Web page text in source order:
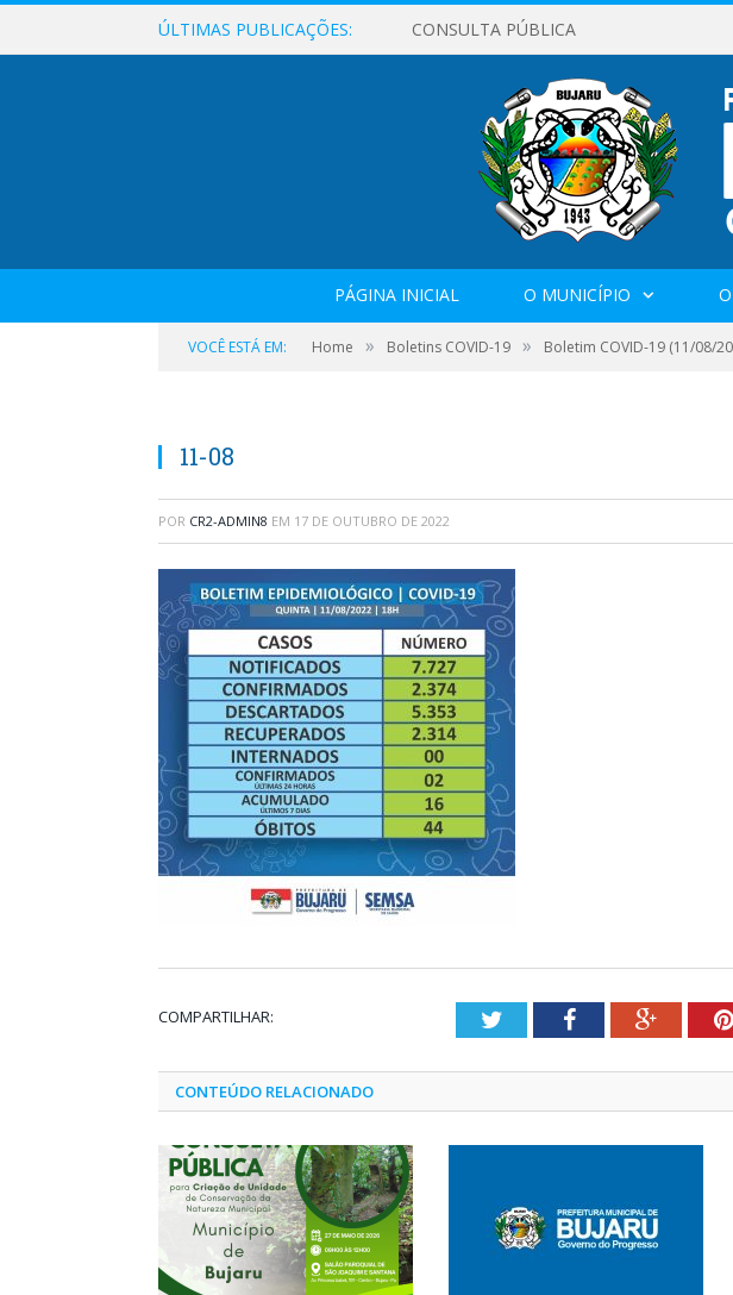
ÚLTIMAS PUBLICAÇÕES: CONSULTA PÚBLICA
PÁGINA INICIAL O MUNICÍPIO
VOCÊ ESTÁ EM: Home » Boletins COVID-19 » Boletim COVID-19 (11/08/
11-08
POR CR2-ADMIN8 EM 17 DE OUTUBRO DE 2022
COMPARTILHAR: TwitterFacebookGoogle+
CONTEÚDO RELACIONADO